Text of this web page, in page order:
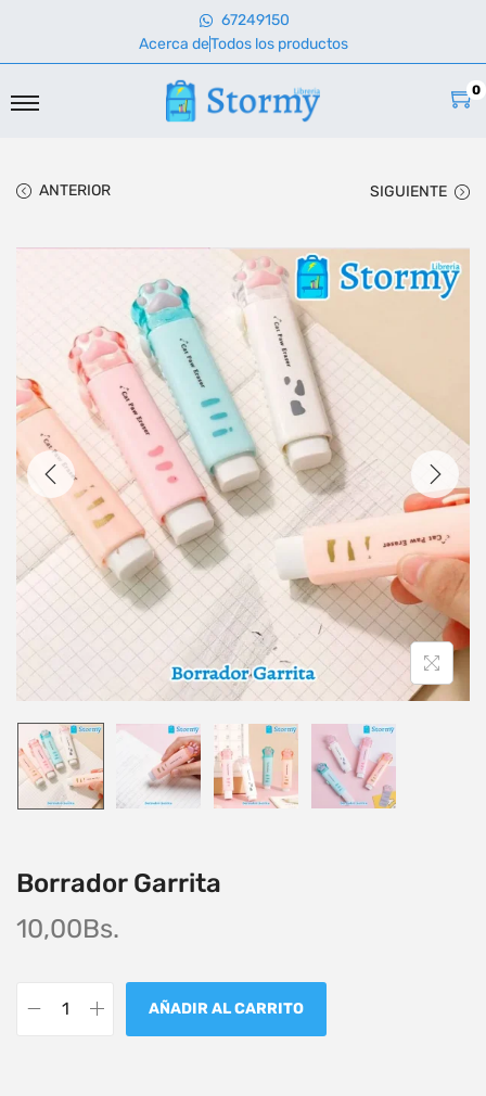
67249150
Acerca deTodos los productos
0
ANTERIOR SIGUIENTE
Borrador Garrita
10,00Bs.
AÑADIR AL CARRITO